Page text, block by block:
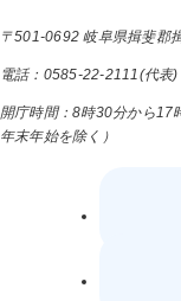
〒501-0692 岐阜県揖斐郡
電話：0585-22-2111(代
開庁時間：8時30分から
年末年始を除く）